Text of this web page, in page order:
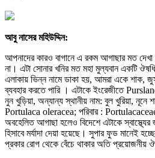
আবু নাসের মহিউদ্দিন:
আপনাদের কারও বাগানে এ রকম আগাছার মত দেখা
না। এটা সোনার খনির মত মহা মুল্যবান একটি
এলাকায় ভিন্ন নামে ডাকা হয়, আমরা একে শাক,
ব্যবহার করতে পারি । এটাকে ইংরেজীতে
নুন খুড়িয়া, অন্যান্য স্থানীয় নাম: বুল খুরিয়া, নূনে
Portulaca oleracea; পরিবার :
অবহেলিত আগাছা হলেও বিদেশে এটাকে
হিসাবে মর্যাদা দেয়া হয়েছে। সুপার ফুড মানেই
প্রকার রোগ থেকে বেঁচে থাকার অতি প্রয়োজনীয়